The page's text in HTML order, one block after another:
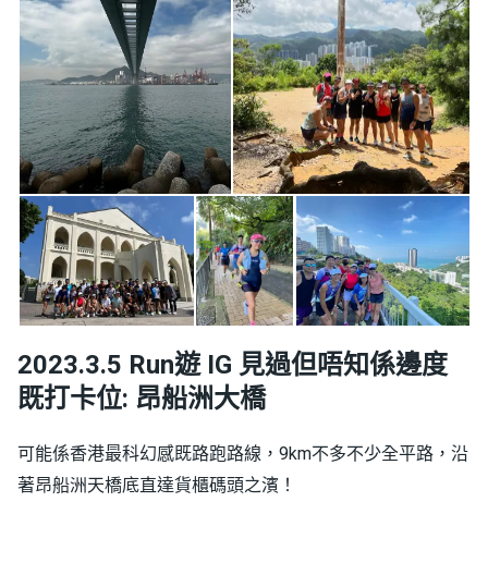
2023.3.5 Run遊 IG 見過但唔知係邊度
既打卡位: 昂船洲大橋
可能係香港最科幻感既路跑路線，9km不多不少全平路，沿
著昂船洲天橋底直達貨櫃碼頭之濱！